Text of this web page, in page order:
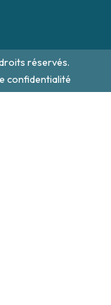
réservés.
confidentialité